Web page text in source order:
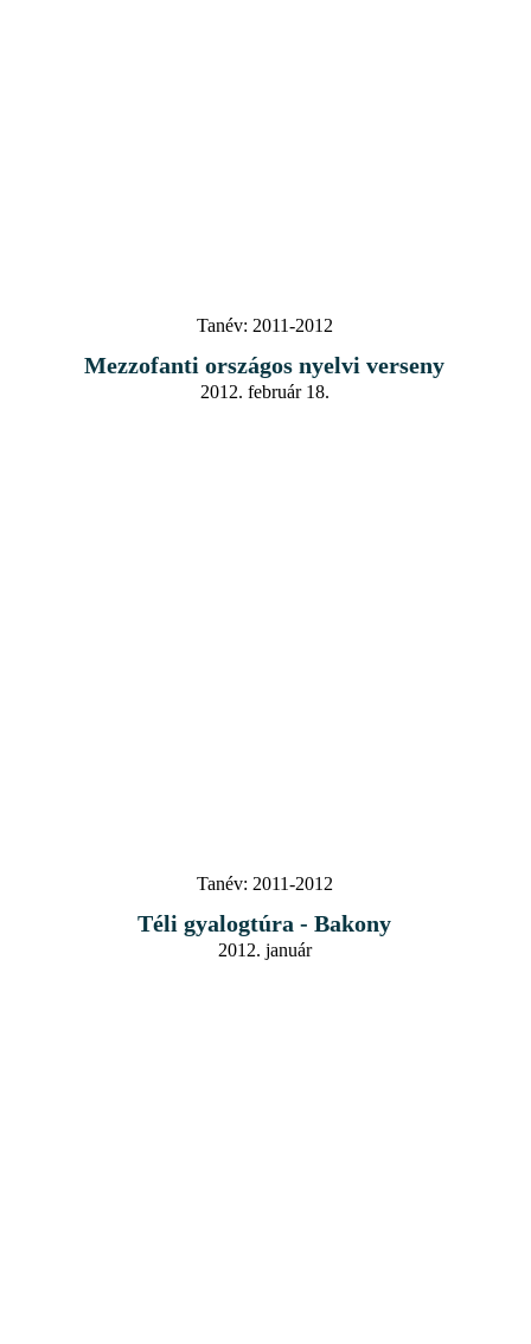
Tanév: 2011-2012
Mezzofanti országos nyelvi verseny
2012. február 18.
Tanév: 2011-2012
Téli gyalogtúra - Bakony
2012. január